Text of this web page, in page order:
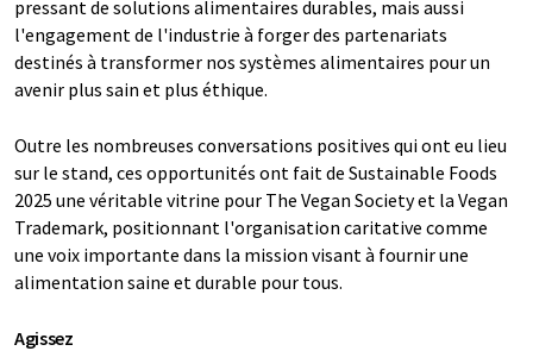
pressant de solutions alimentaires durables, mais aussi
l'engagement de l'industrie à forger des partenariats
destinés à transformer nos systèmes alimentaires pour un
avenir plus sain et plus éthique.
Outre les nombreuses conversations positives qui ont eu lieu
sur le stand, ces opportunités ont fait de Sustainable Foods
2025 une véritable vitrine pour The Vegan Society et la Vegan
Trademark, positionnant l'organisation caritative comme
une voix importante dans la mission visant à fournir une
alimentation saine et durable pour tous.
Agissez